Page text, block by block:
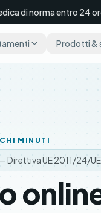
di norma entro 24 ore
Prodotti &
MINUTI
Direttiva UE 2011/24/UE